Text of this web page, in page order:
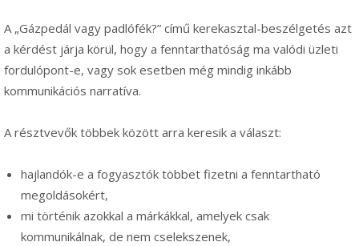
A „Gázpedál vagy padlófék?” című kerekasztal-beszélgetés azt
a kérdést járja körül, hogy a fenntarthatóság ma valódi üzleti
fordulópont-e, vagy sok esetben még mindig inkább
kommunikációs narratíva.
A résztvevők többek között arra keresik a választ:
hajlandók-e a fogyasztók többet fizetni a fenntartható
megoldásokért,
mi történik azokkal a márkákkal, amelyek csak
kommunikálnak, de nem cselekszenek,